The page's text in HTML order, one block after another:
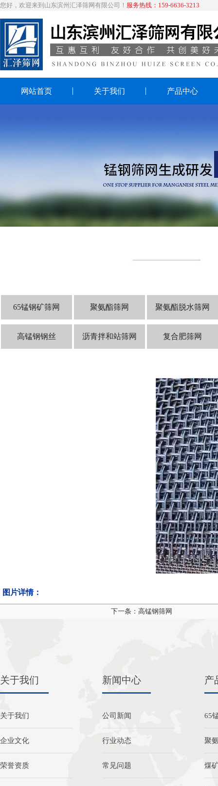
您好，欢迎来到山东滨州汇泽筛网有限公司！ 服务热线：159-6636-3213
网站首页 关于我们 产品中心
65锰钢矿筛网 聚氨酯筛网 聚氨酯脱水筛网
高锰钢钢丝 沥青拌和站筛网 复合肥筛网
图片详情：
下一条：高锰钢筛网
关于我们
关于我们
企业文化
荣誉资质
新闻中心
公司新闻
行业动态
常见问题
产
65
聚
煤